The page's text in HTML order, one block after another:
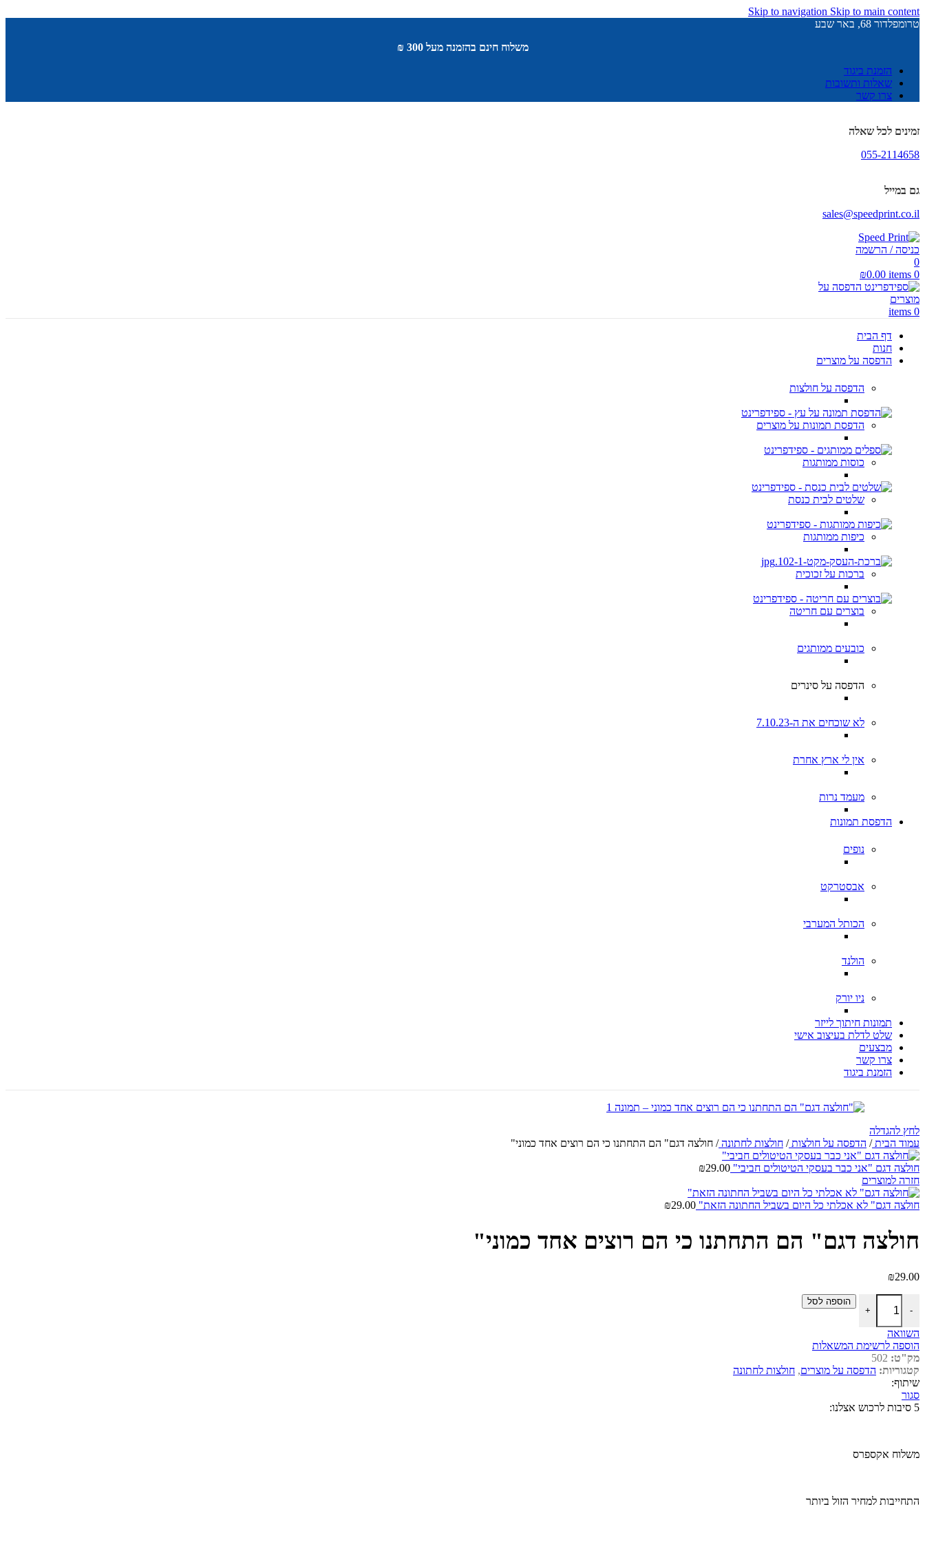
Skip to navigation Skip to main content
טרומפלדור 68, באר שבע
משלוח חינם בהזמנה מעל 300 ₪
הזמנת ביגוד
שאלות ותשובות
צרו קשר
זמינים לכל שאלה
055-2114658
גם במייל
sales@speedprint.co.il
כניסה / הרשמה
0
0
items
₪0.00
0
items
דף הבית
חנות
הדפסה על מוצרים
הדפסה על חולצות
הדפסת תמונות על מוצרים
כוסות ממותגות
שלטים לבית כנסת
כיפות ממותגות
ברכות על זכוכית
בוצרים עם חריטה
כובעים ממותגים
הדפסה על סינרים
לא שוכחים את ה-7.10.23
אין לי ארץ אחרת
מעמד נרות
הדפסת תמונות
נופים
אבסטרקט
הכותל המערבי
הולנד
ניו יורק
תמונות חיתוך לייזר
שלט לדלת בעיצוב אישי
מבצעים
צרו קשר
הזמנת ביגוד
לחץ להגדלה
עמוד הבית/ הדפסה על חולצות/ חולצות לחתונה/ חולצה דגם" הם התחתנו כי הם רוצים אחד כמוני"
חולצה דגם "אני כבר בעסקי הטיטולים חביבי" ₪29.00
חזרה למוצרים
חולצה דגם" לא אכלתי כל היום בשביל החתונה הזאת" ₪29.00
חולצה דגם" הם התחתנו כי הם רוצים אחד כמוני"
₪29.00
-
כמות של חולצה דגם" הם התחתנו כי הם רוצים אחד כמוני"
+
הוספה לסל
השוואה
הוספה לרשימת המשאלות
מק"ט: 502
קטגוריות: הדפסה על מוצרים, חולצות לחתונה
שיתוף:
סגור
5 סיבות לרכוש אצלנו:
משלוח אקספרס
התחייבות למחיר הזול ביותר